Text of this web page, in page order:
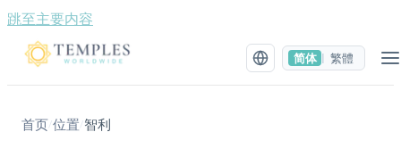
跳至主要内容
简体 繁體
首页/位置 / 智利